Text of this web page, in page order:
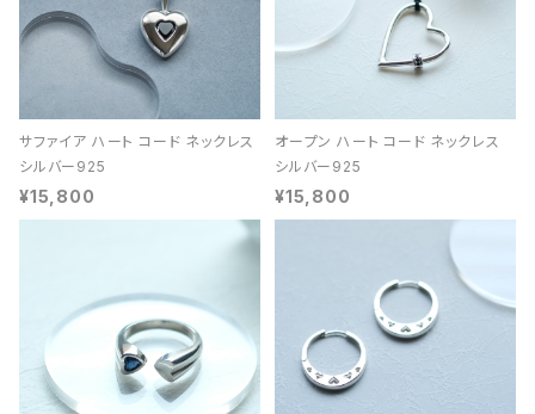
サファイア ハート コード ネックレス
シルバー925
¥15,800
オープン ハート コード ネックレス
シルバー925
¥15,800